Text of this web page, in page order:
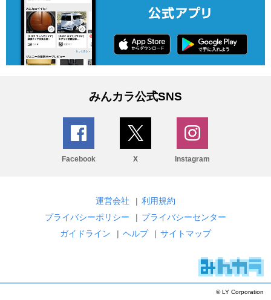
みんカラ公式SNS
Facebook X Instagram
運営会社 | 利用規約
プライバシーポリシー
| プライバシーセンター
ガイドライン
| ヘルプ | サイトマップ
© LY Corporation